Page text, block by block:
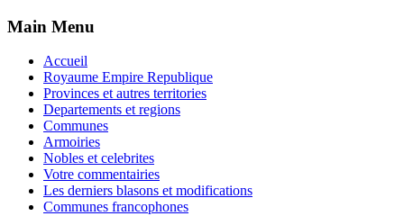
Main Menu
Accueil
Royaume Empire Republique
Provinces et autres territories
Departements et regions
Communes
Armoiries
Nobles et celebrites
Votre commentairies
Les derniers blasons et modifications
Communes francophones